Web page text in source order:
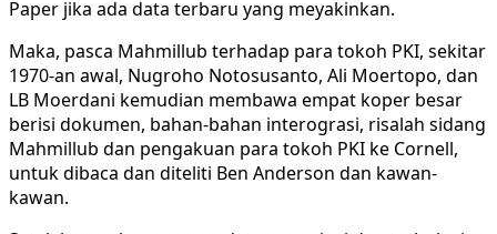
Paper jika ada data terbaru yang meyakinkan.
Maka, pasca Mahmillub terhadap para tokoh PKI, sekitar
1970-an awal, Nugroho Notosusanto, Ali Moertopo, dan
LB Moerdani kemudian membawa empat koper besar
berisi dokumen, bahan-bahan interograsi, risalah sidang
Mahmillub dan pengakuan para tokoh PKI ke Cornell,
untuk dibaca dan diteliti Ben Anderson dan kawan-
kawan.